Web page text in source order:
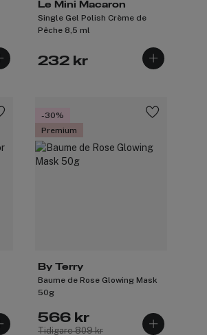
Le Mini Macaron
Single Gel Polish Crème de
Pêche 8,5 ml
232 kr
-30%
Premium
By Terry
Baume de Rose Glowing Mask
50g
566 kr
Tidigare 809 kr